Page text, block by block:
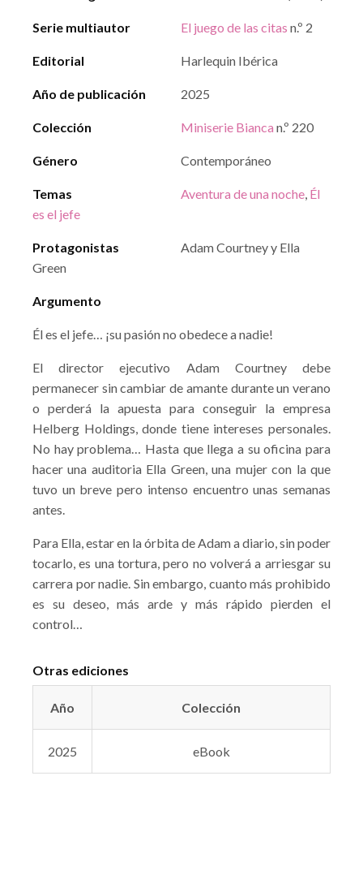
Serie multiautor El juego de las citas n.º 2
Editorial Harlequin Ibérica
Año de publicación 2025
Colección Miniserie Bianca n.º 220
Género Contemporáneo
Temas Aventura de una noche, Él
es el jefe
Protagonistas
Adam Courtney y Ella
Green
Argumento
Él es el jefe… ¡su pasión no obedece a nadie!
El director ejecutivo Adam Courtney debe
permanecer sin cambiar de amante durante un verano
o perderá la apuesta para conseguir la empresa
Helberg Holdings, donde tiene intereses personales.
No hay problema… Hasta que llega a su oficina para
hacer una auditoria Ella Green, una mujer con la que
tuvo un breve pero intenso encuentro unas semanas
antes.
Para Ella, estar en la órbita de Adam a diario, sin poder
tocarlo, es una tortura, pero no volverá a arriesgar su
carrera por nadie. Sin embargo, cuanto más prohibido
es su deseo, más arde y más rápido pierden el
control…
Otras ediciones
Año Colección
2025 eBook